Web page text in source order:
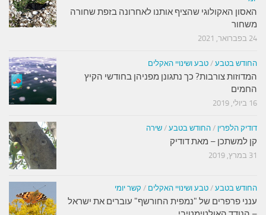
האסון האקולוגי שהציף אותנו לאחרונה בזפת שחורה
משחור
24 בפברואר, 2021
החודש בטבע / טבע ושינויי האקלים
המדוזות צורבות? כך נתגונן מפניהן בחודשי הקיץ
החמים
16 ביולי, 2019
דודיק הלפרין / החודש בטבע / שירה
קן למשתכן – מאת דודיק
31 במרץ, 2019
החודש בטבע / טבע ושינויי האקלים / קשר יומי
ענני פרפרים של "נמפית החורשף" עוברים את ישראל